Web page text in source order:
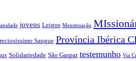
jovens Leigos Menstruação
Sangue Província Ibérica
Solidariedade São Gaspar testemunho Via